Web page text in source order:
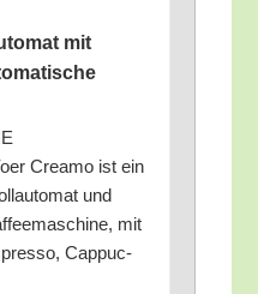
mit
Cre­a­mo ist ein
und
mit
Cap­puc­